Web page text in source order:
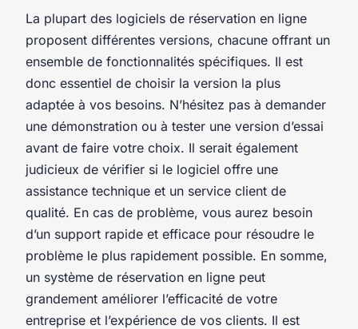
La plupart des logiciels de réservation en ligne
proposent différentes versions, chacune offrant un
ensemble de fonctionnalités spécifiques. Il est
donc essentiel de choisir la version la plus
adaptée à vos besoins. N’hésitez pas à demander
une démonstration ou à tester une version d’essai
avant de faire votre choix. Il serait également
judicieux de vérifier si le logiciel offre une
assistance technique et un service client de
qualité. En cas de problème, vous aurez besoin
d’un support rapide et efficace pour résoudre le
problème le plus rapidement possible. En somme,
un système de réservation en ligne peut
grandement améliorer l’efficacité de votre
entreprise et l’expérience de vos clients. Il est